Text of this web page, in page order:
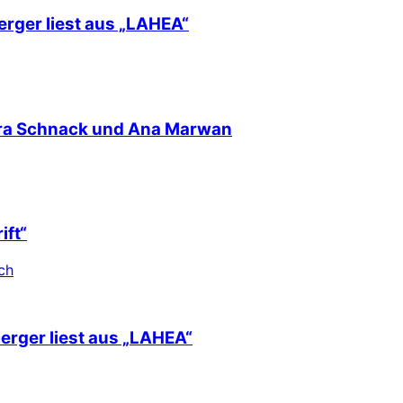
liest aus „LAHEA“
Schnack und Ana Marwan
liest aus „LAHEA“